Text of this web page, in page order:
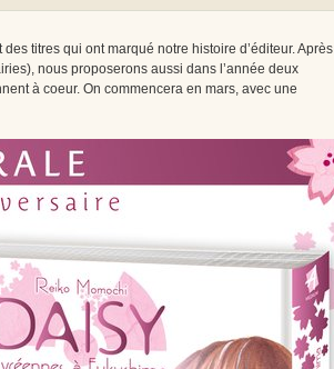
titres qui ont marqué notre histoire d’éditeur. Après
nous proposerons aussi dans l’année deux
à coeur. On commencera en mars, avec une